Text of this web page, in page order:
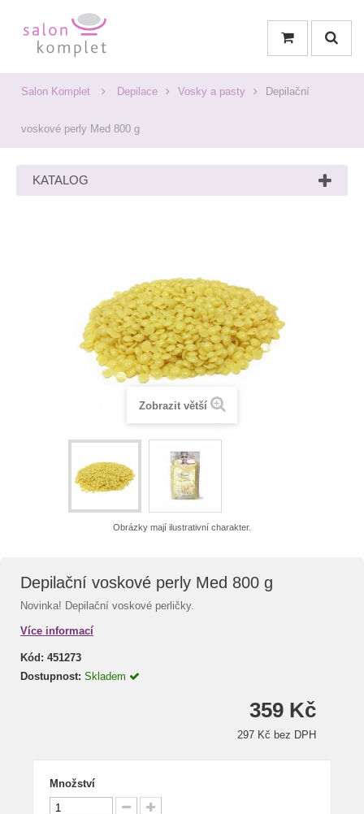
Salon Komplet Depilace Vosky a pasty Depilační
voskové perly Med 800 g
KATALOG
Zobrazit větší
Obrázky mají ilustrativní charakter.
Depilační voskové perly Med 800 g
Novinka! Depilační voskové perličky.
Více informací
Kód: 451273
Dostupnost: Skladem
359 Kč
297 Kč bez DPH
Množství